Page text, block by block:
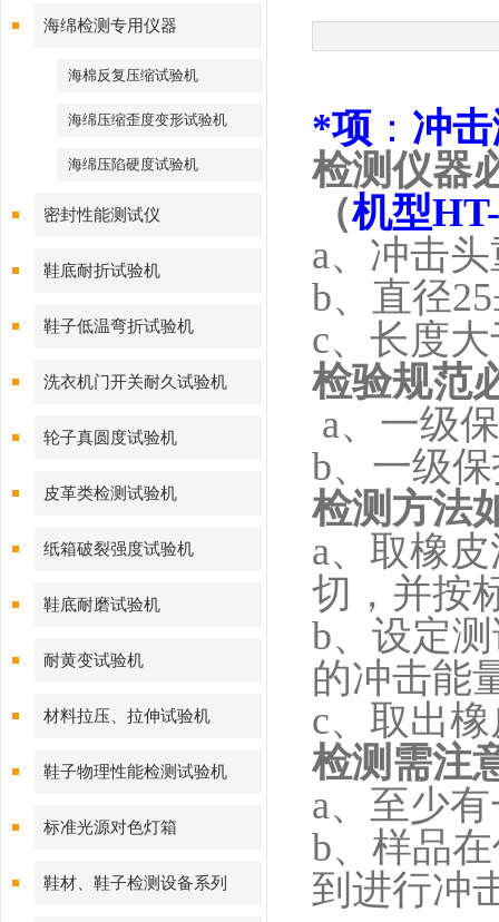
海绵检测专用仪器
海棉反复压缩试验机
海绵压缩歪度变形试验机
海绵压陷硬度试验机
密封性能测试仪
鞋底耐折试验机
鞋子低温弯折试验机
洗衣机门开关耐久试验机
轮子真圆度试验机
皮革类检测试验机
纸箱破裂强度试验机
鞋底耐磨试验机
耐黄变试验机
材料拉压、拉伸试验机
鞋子物理性能检测试验机
标准光源对色灯箱
鞋材、鞋子检测设备系列
*项 ： 冲
检测仪器
（机型
a、冲击
b、直径
c、长度
检验规范
a、一级
b、一级
检测方法
a、取橡
切，并按
b、设定
的冲击能
c、取出
检测需注
a、至少
b、样品
到进行冲